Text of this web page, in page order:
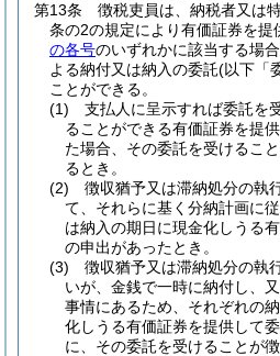
第13条
徴税吏員は、納税者又は
条の2の規定により有価証券を提
の各号のいずれかに該当する場
よる納付又は納入の委託(以下「
ことができる。
(1)
支払人に呈示すれば委託を
ることができる有価証券を提
た場合、その委託を受けるこ
るとき。
(2)
徴収猶予又は滞納処分の執
て、それらに基く分納計画に
は納入の期日に現金化しうる
の申出があったとき。
(3)
徴収猶予又は滞納処分の執
いが、金銭で一時に納付し、
事情にあるため、それぞれの
化しうる有価証券を提供して
に、その委託を受けることが